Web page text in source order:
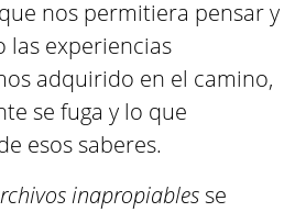
nos permitiera pensar y
las experiencias
adquirido en el camino,
se fuga y lo que
esos saberes.
inapropiablesse